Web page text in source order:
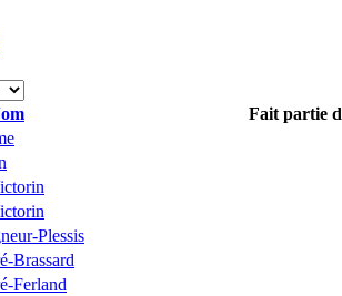
Fait partie
Plessis
Brassard
Ferland